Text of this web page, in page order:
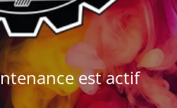
est actif